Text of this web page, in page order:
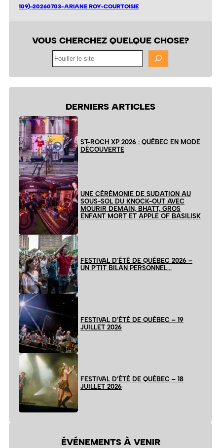
109)-20260703-ARIANE ROY-COURTOISIE
VOUS CHERCHEZ QUELQUE CHOSE?
DERNIERS ARTICLES
ST-ROCH XP 2026 : QUÉBEC EN MODE
DÉCOUVERTE
UNE CÉRÉMONIE DE SUDATION AU
SOUS-SOL DU KNOCK-OUT AVEC
MOURIR DEMAIN, BHATT, GROS
ENFANT MORT ET APPLE OF BASILISK
FESTIVAL D’ÉTÉ DE QUÉBEC 2026 –
UN P’TIT BILAN PERSONNEL…
FESTIVAL D’ÉTÉ DE QUÉBEC – 19
JUILLET 2026
FESTIVAL D’ÉTÉ DE QUÉBEC – 18
JUILLET 2026
ÉVÉNEMENTS À VENIR